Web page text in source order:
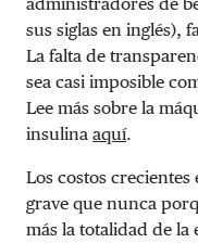
sus siglas en inglés),
La falta de
sea casi imposible
Lee más sobre la
insulina aquí.
Los costos
grave que nunca
más la totalidad de